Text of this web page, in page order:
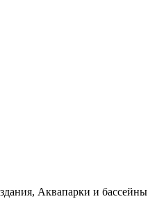
Аквапарки и бассейны